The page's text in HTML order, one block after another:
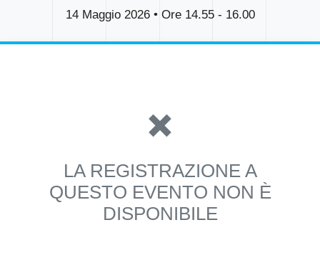
14 Maggio 2026 • Ore 14.55 - 16.00
✖️
LA REGISTRAZIONE A
QUESTO EVENTO NON È
DISPONIBILE